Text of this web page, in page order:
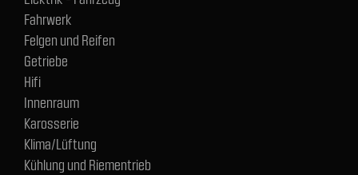
Fahrwerk
Felgen und Reifen
Getriebe
Hifi
Innenraum
Karosserie
Klima/Lüftung
Kühlung und Riementrieb